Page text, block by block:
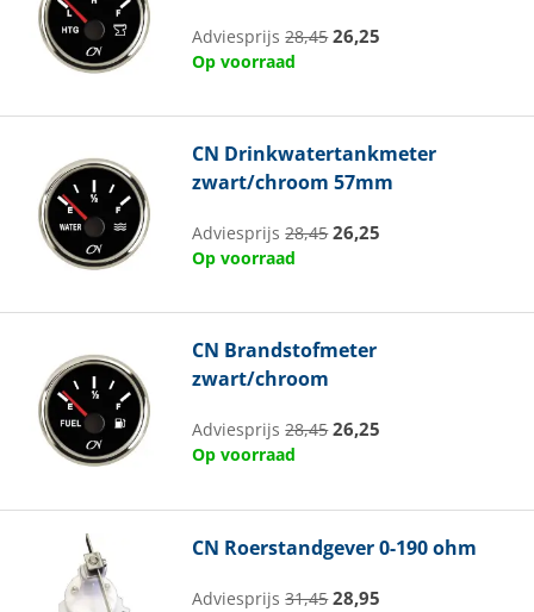
Adviesprijs28,45 26,25
Op voorraad
CN Drinkwatertankmeter
zwart/chroom 57mm
Adviesprijs28,45 26,25
Op voorraad
CN Brandstofmeter
zwart/chroom
Adviesprijs28,45 26,25
Op voorraad
CN Roerstandgever 0-190 ohm
Adviesprijs31,45 28,95